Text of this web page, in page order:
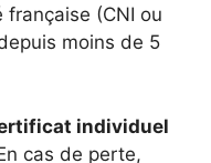
française (CNI ou
moins de 5
individuel
cas de perte,